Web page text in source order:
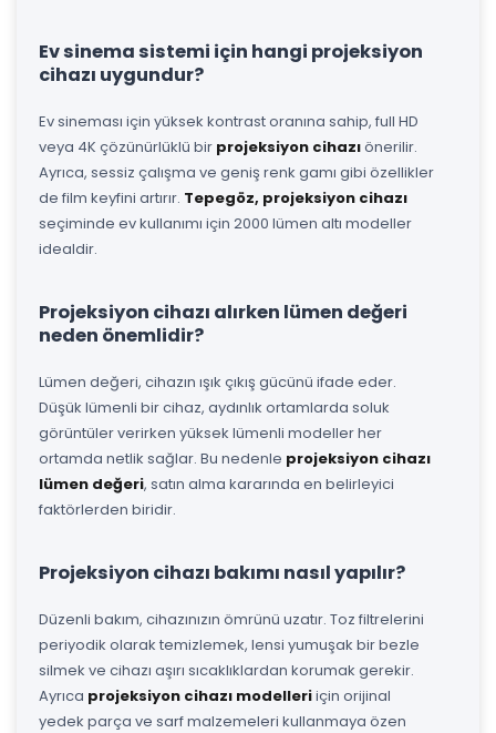
Ev sinema sistemi için hangi projeksiyon
cihazı uygundur?
Ev sineması için yüksek kontrast oranına sahip, full HD
veya 4K çözünürlüklü bir projeksiyon cihazıönerilir.
Ayrıca, sessiz çalışma ve geniş renk gamı gibi özellikler
de film keyfini artırır. Tepegöz, projeksiyon cihazı
seçiminde ev kullanımı için 2000 lümen altı modeller
idealdir.
Projeksiyon cihazı alırken lümen değeri
neden önemlidir?
Lümen değeri, cihazın ışık çıkış gücünü ifade eder.
Düşük lümenli bir cihaz, aydınlık ortamlarda soluk
görüntüler verirken yüksek lümenli modeller her
ortamda netlik sağlar. Bu nedenle projeksiyon cihazı
lümen değeri, satın alma kararında en belirleyici
faktörlerden biridir.
Projeksiyon cihazı bakımı nasıl yapılır?
Düzenli bakım, cihazınızın ömrünü uzatır. Toz filtrelerini
periyodik olarak temizlemek, lensi yumuşak bir bezle
silmek ve cihazı aşırı sıcaklıklardan korumak gerekir.
Ayrıca projeksiyon cihazı modelleriiçin orijinal
yedek parça ve sarf malzemeleri kullanmaya özen